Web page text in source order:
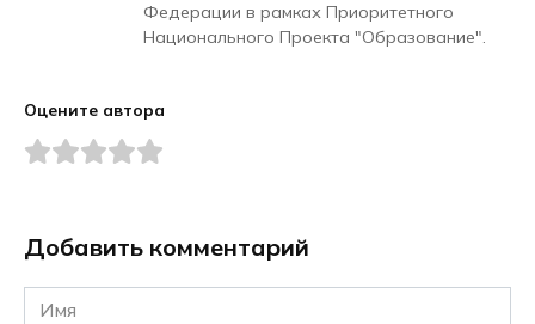
Федерации в рамках Приоритетного
Национального Проекта "Образование".
Оцените автора
Добавить комментарий
Имя